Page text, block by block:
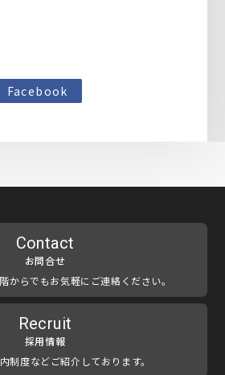
Facebook
Contact
お問合せ
からでもお気軽にご連絡ください。
Recruit
採用情報
制度などご紹介しております。